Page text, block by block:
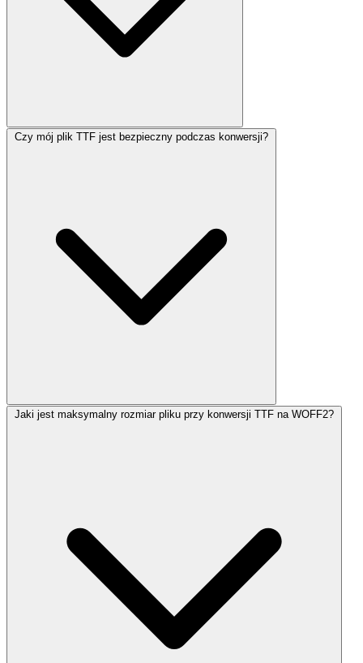
Czy mój plik TTF jest bezpieczny podczas konwersji?
Jaki jest maksymalny rozmiar pliku przy konwersji TTF na WOFF2?